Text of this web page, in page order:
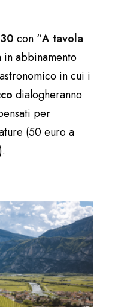
con “A tavola
in abbinamento
in cui i
dialogheranno
per
(50 euro a